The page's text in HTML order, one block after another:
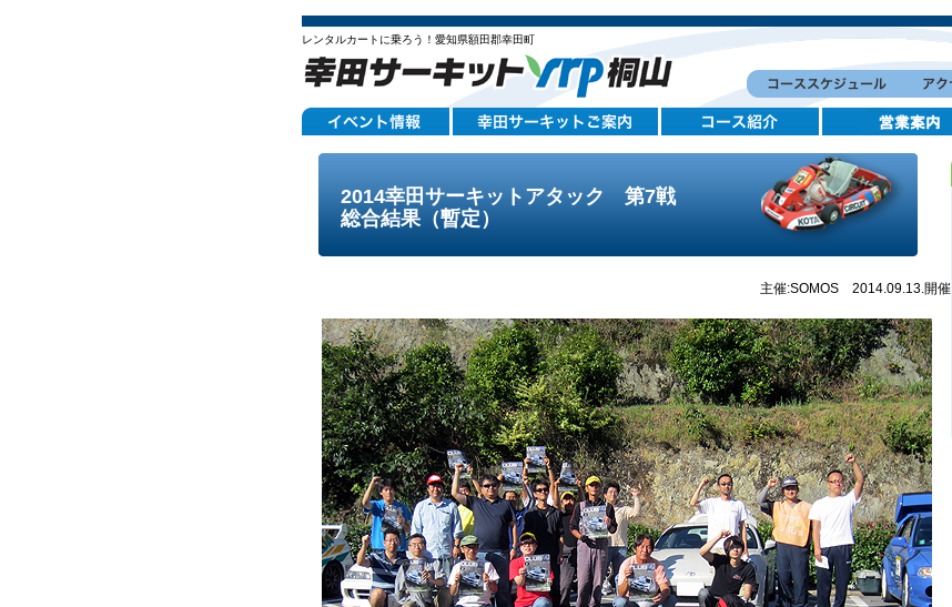
レンタルカートに乗ろう！愛知県額田郡幸田町
2014幸田サーキットアタック 第7戦
総合結果（暫定）
主催:SOMOS 2014.09.13.開催